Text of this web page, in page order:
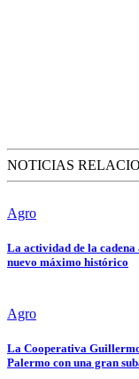
NOTICIAS
Agro
La actividad de la
nuevo máximo histórico
Agro
La Cooperativa
Palermo con una gran